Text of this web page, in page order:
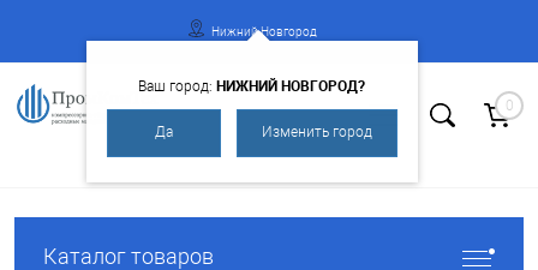
Нижний Новгород
Ваш город: НИЖНИЙ НОВГОРОД?
Да Изменить город
0
Каталог товаров